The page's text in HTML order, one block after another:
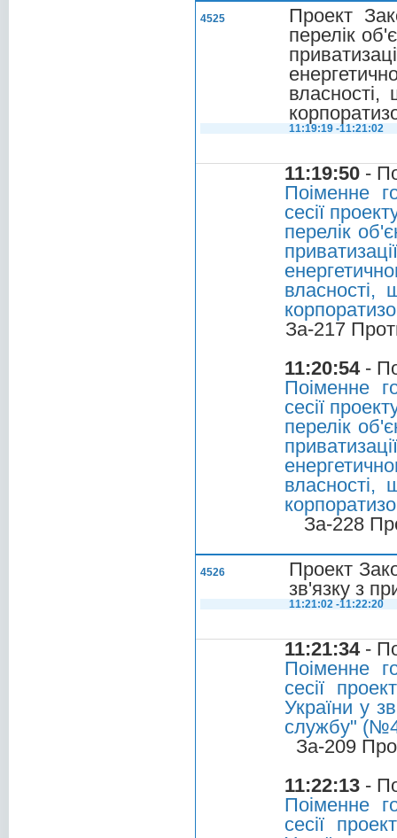
4525
Проект
перелік
11:19:19 -11:21:02
11:19:50 -
Поіменне
сесії
перелік
власності,
За-217
11:20:54-
Поіменне
сесії
перелік
власності,
За-228
4526
Проект
зв'язку з
11:21:02 -11:22:20
11:21:34-
Поіменне
сесії
України у
службу"
За-209
11:22:13 -
Поіменне
сесії